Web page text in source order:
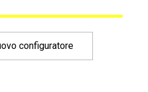
configuratore